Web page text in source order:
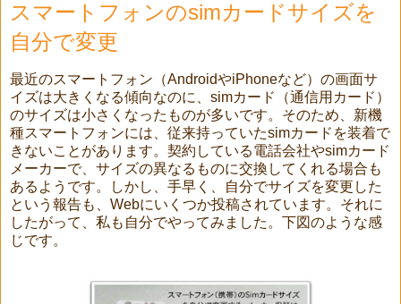
スマートフォンのsimカードサイズを
自分で変更
最近のスマートフォン（AndroidやiPhoneなど）の画面サ
イズは大きくなる傾向なのに、simカード（通信用カード）
のサイズは小さくなったものが多いです。そのため、新機
種スマートフォンには、従来持っていたsimカードを装着で
きないことがあります。契約している電話会社やsimカード
メーカーで、サイズの異なるものに交換してくれる場合も
あるようです。しかし、手早く、自分でサイズを変更した
という報告も、Webにいくつか投稿されています。それに
したがって、私も自分でやってみました。下図のような感
じです。